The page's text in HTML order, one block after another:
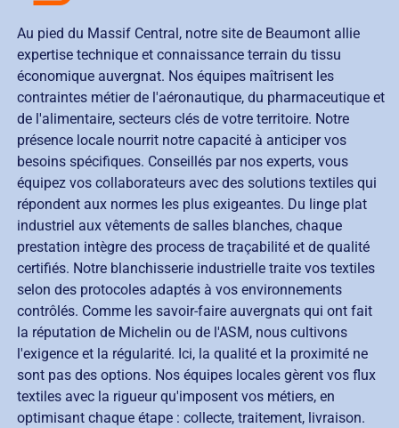
Au pied du Massif Central, notre site de Beaumont allie
expertise technique et connaissance terrain du tissu
économique auvergnat. Nos équipes maîtrisent les
contraintes métier de l'aéronautique, du pharmaceutique et
de l'alimentaire, secteurs clés de votre territoire. Notre
présence locale nourrit notre capacité à anticiper vos
besoins spécifiques. Conseillés par nos experts, vous
équipez vos collaborateurs avec des solutions textiles qui
répondent aux normes les plus exigeantes. Du linge plat
industriel aux vêtements de salles blanches, chaque
prestation intègre des process de traçabilité et de qualité
certifiés. Notre blanchisserie industrielle traite vos textiles
selon des protocoles adaptés à vos environnements
contrôlés. Comme les savoir-faire auvergnats qui ont fait
la réputation de Michelin ou de l'ASM, nous cultivons
l'exigence et la régularité. Ici, la qualité et la proximité ne
sont pas des options. Nos équipes locales gèrent vos flux
textiles avec la rigueur qu'imposent vos métiers, en
optimisant chaque étape : collecte, traitement, livraison.